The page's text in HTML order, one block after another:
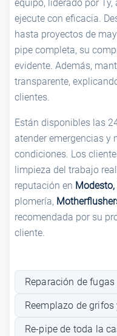
equipo, liderado por
ejecute con eficacia.
hasta proyectos de
pipe completa, su
evidente. Además,
transparente,
clientes.
Están disponibles las
atender emergencias y
condiciones. Los
limpieza del trabajo
reputación en Modesto,
plomería,
recomendada por su
cliente.
Reparación de fugas
Reemplazo de
Re-pipe de toda la